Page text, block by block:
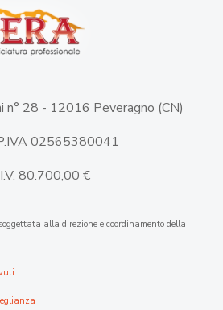
n° 28 - 12016 Peveragno (CN)
02565380041
80.700,00 €
alla direzione e coordinamento della